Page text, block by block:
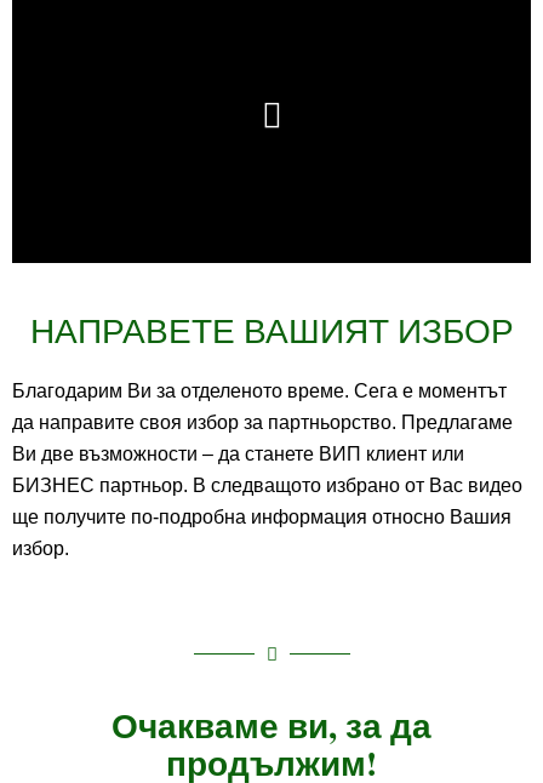
НАПРАВЕТЕ ВАШИЯТ ИЗБОР
Благодарим Ви за отделеното време. Сега е моментът
да направите своя избор за партньорство. Предлагаме
Ви две възможности – да станете ВИП клиент или
БИЗНЕС партньор. В следващото избрано от Вас видео
ще получите по-подробна информация относно Вашия
избор.
Очакваме ви, за да
продължим!